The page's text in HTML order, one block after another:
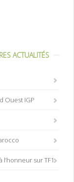
ACTUALITÉS
Ouest IGP
l’honneur sur TF1